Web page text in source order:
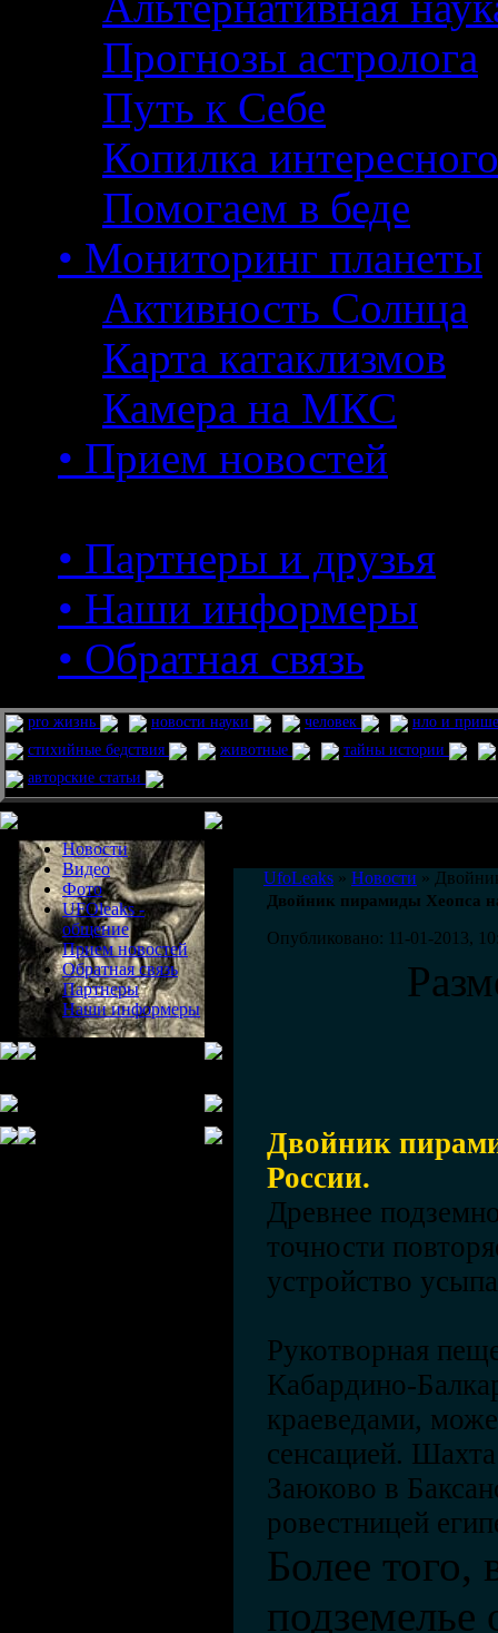
Прогнозы астролога
Путь к Себе
Копилка интересного
Помогаем в беде
• Мониторинг планеты
Активность Солнца
Карта катаклизмов
Камера на МКС
• Прием новостей
• Партнеры и друзья
• Наши информеры
• Обратная связь
pro жизнь новости науки человек
нло и
стихийные бедствия
животные
тайны истории
авторские статьи
Новости
Видео
Фото
UFOleaks -
общение
Прием новостей
Обратная связь
Партнеры
Наши информеры
UfoLeaks » Новости »
Двойник пирамиды Хеопса
Опубликовано: 11-01-2013,
Двойник
России.
Древнее
точности
устройство
Рукотворная
Кабардино-
краеведами,
сенсацией.
Заюково в
ровестницей
Более того,
подземелье